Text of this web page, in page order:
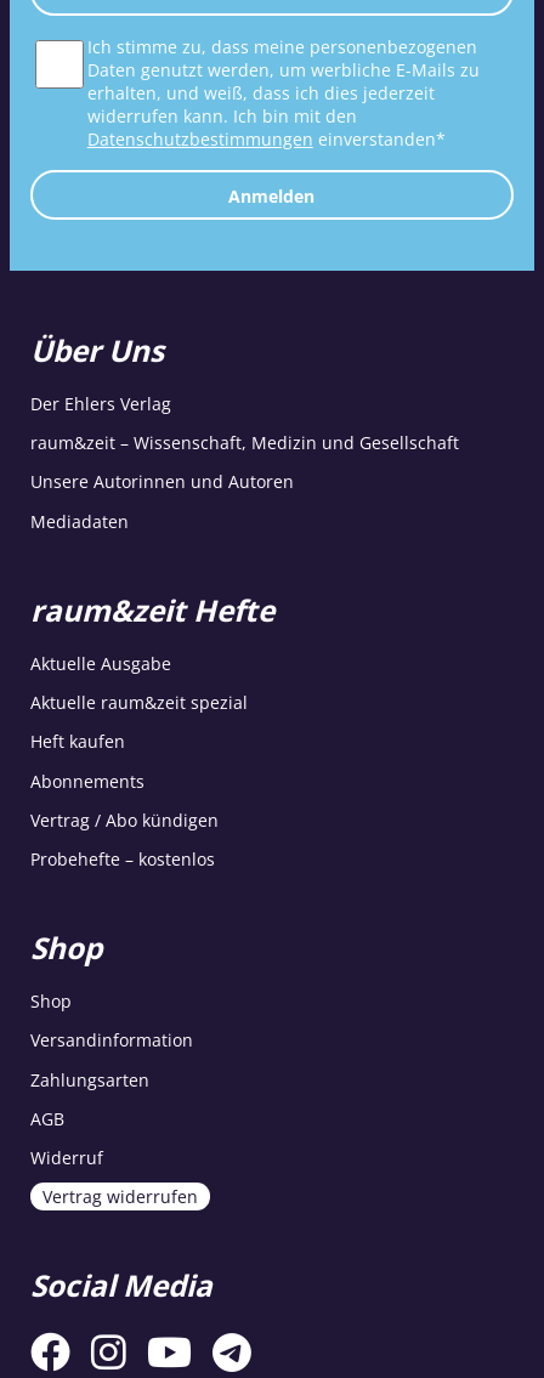
Ich stimme zu, dass meine personenbezogenen
Daten genutzt werden, um werbliche E-Mails zu
erhalten, und weiß, dass ich dies jederzeit
widerrufen kann. Ich bin mit den
Datenschutzbestimmungen einverstanden*
Anmelden
Über Uns
Der Ehlers Verlag
raum&zeit – Wissenschaft, Medizin und Gesellschaft
Unsere Autorinnen und Autoren
Mediadaten
raum&zeit Hefte
Aktuelle Ausgabe
Aktuelle raum&zeit spezial
Heft kaufen
Abonnements
Vertrag / Abo kündigen
Probehefte – kostenlos
Shop
Shop
Versandinformation
Zahlungsarten
AGB
Widerruf
Vertrag widerrufen
Social Media